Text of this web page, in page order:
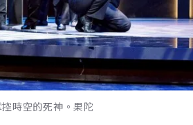
時空的死神。果陀